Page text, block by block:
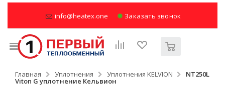
info@heatex.one Заказать звонок
Главная Уплотнения Уплотнения KELVION NT250L
Viton G уплотнение Кельвион